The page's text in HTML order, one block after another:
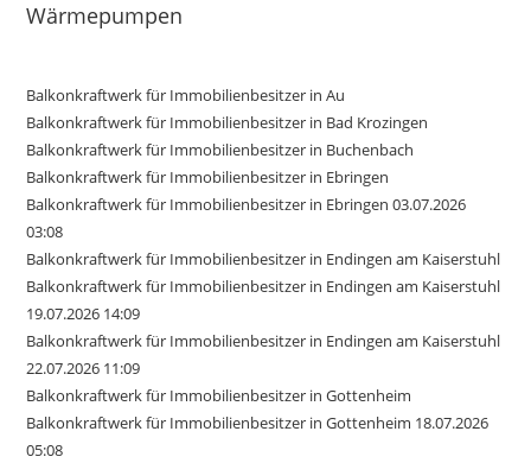
Wärmepumpen
Balkonkraftwerk für Immobilienbesitzer in Au
Balkonkraftwerk für Immobilienbesitzer in Bad Krozingen
Balkonkraftwerk für Immobilienbesitzer in Buchenbach
Balkonkraftwerk für Immobilienbesitzer in Ebringen
Balkonkraftwerk für Immobilienbesitzer in Ebringen 03.07.2026
03:08
Balkonkraftwerk für Immobilienbesitzer in Endingen am Kaiserstuhl
Balkonkraftwerk für Immobilienbesitzer in Endingen am Kaiserstuhl
19.07.2026 14:09
Balkonkraftwerk für Immobilienbesitzer in Endingen am Kaiserstuhl
22.07.2026 11:09
Balkonkraftwerk für Immobilienbesitzer in Gottenheim
Balkonkraftwerk für Immobilienbesitzer in Gottenheim 18.07.2026
05:08